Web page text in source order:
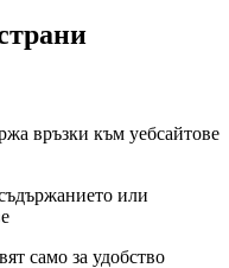
връзки към уебсайтове
или
само за удобство